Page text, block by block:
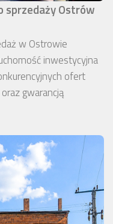
sprzedaży Ostrów
w Ostrowie
inwestycyjna
ofert
gwarancją